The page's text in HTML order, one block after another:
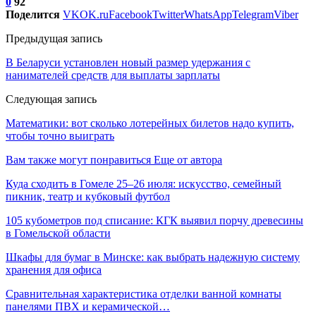
Поделится VKOK.ruFacebookTwitterWhatsAppTelegramViber
Предыдущая запись
В Беларуси установлен новый размер удержания с
нанимателей средств для выплаты зарплаты
Следующая запись
Математики: вот сколько лотерейных билетов надо купить,
чтобы точно выиграть
Вам также могут понравиться Еще от автора
Куда сходить в Гомеле 25–26 июля: искусство, семейный
пикник, театр и кубковый футбол
105 кубометров под списание: КГК выявил порчу древесины
в Гомельской области
Шкафы для бумаг в Минске: как выбрать надежную систему
хранения для офиса
Сравнительная характеристика отделки ванной комнаты
панелями ПВХ и керамической…